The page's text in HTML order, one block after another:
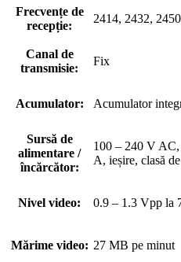
Frecvențe de
recepție:
2414, 2432,
Canal de
transmisie:
Fix
Acumulator: Acumulator
Sursă de
alimentare /
încărcător:
100 – 240 V
A, ieșire, clasă
Nivel video: 0.9 – 1.3 Vpp la
Mărime video: 27 MB pe minut